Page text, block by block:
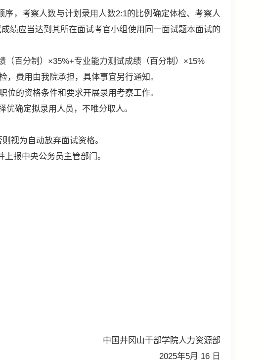
，考察人数与计划录用人数2:1的比例确定体检、考察人
绩应当达到其所在面试考官小组使用同一面试题本面试的
百分制）×35%+专业能力测试成绩（百分制）×15%
费用由我院承担，具体事宜另行通知。
的资格条件和要求开展录用考察工作。
确定拟录用人员，不唯分取人。
视为自动放弃面试资格。
报中央公务员主管部门。
中国井冈山干部学院人力资源部
2025年5月 16 日